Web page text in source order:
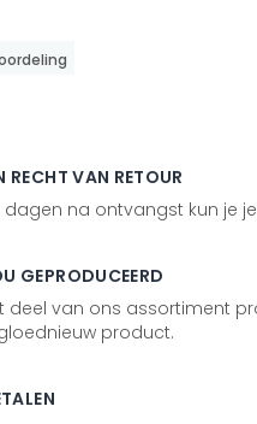
RECHT VAN RETOUR
dagen na ontvangst kun je
GEPRODUCEERD
deel van ons assortiment
product.